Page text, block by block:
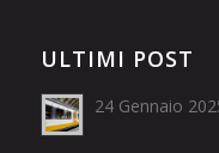
ULTIMI POST
24 Gennaio